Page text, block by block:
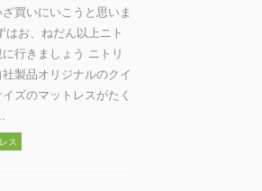
買いにいこうと思いま
はお、ねだん以上ニト
に行きましょう ニトリ
製品オリジナルのクイ
ズのマットレスがたく
ス